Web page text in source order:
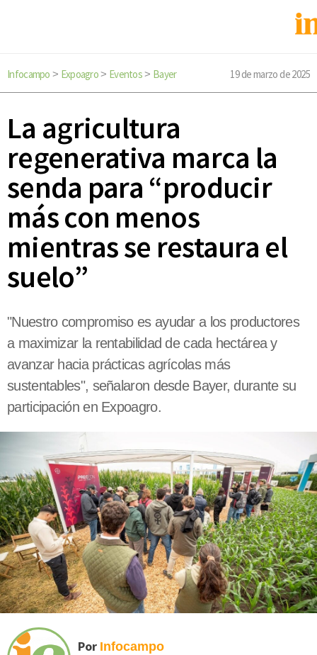
Infocampo > Expoagro> Eventos> Bayer 19 de marzo de 2025
La agricultura
regenerativa marca la
senda para “producir
más con menos
mientras se restaura el
suelo”
"Nuestro compromiso es ayudar a los productores
a maximizar la rentabilidad de cada hectárea y
avanzar hacia prácticas agrícolas más
sustentables", señalaron desde Bayer, durante su
participación en Expoagro.
Por Infocampo